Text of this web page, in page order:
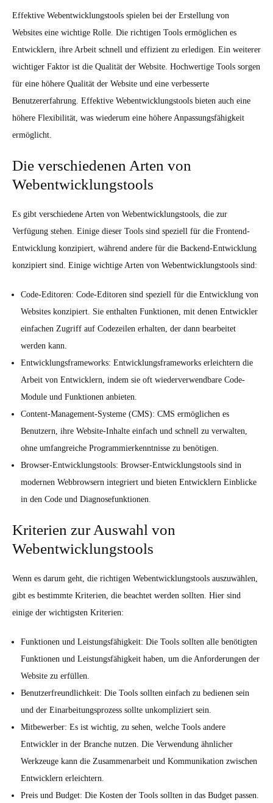
Effektive Webentwicklungstools spielen bei der Erstellung von
Websites eine wichtige Rolle. Die richtigen Tools ermöglichen es
Entwicklern, ihre Arbeit schnell und effizient zu erledigen. Ein weiterer
wichtiger Faktor ist die Qualität der Website. Hochwertige Tools sorgen
für eine höhere Qualität der Website und eine verbesserte
Benutzererfahrung. Effektive Webentwicklungstools bieten auch eine
höhere Flexibilität, was wiederum eine höhere Anpassungsfähigkeit
ermöglicht.
Die verschiedenen Arten von
Webentwicklungstools
Es gibt verschiedene Arten von Webentwicklungstools, die zur
Verfügung stehen. Einige dieser Tools sind speziell für die Frontend-
Entwicklung konzipiert, während andere für die Backend-Entwicklung
konzipiert sind. Einige wichtige Arten von Webentwicklungstools sind:
Code-Editoren: Code-Editoren sind speziell für die Entwicklung von
Websites konzipiert. Sie enthalten Funktionen, mit denen Entwickler
einfachen Zugriff auf Codezeilen erhalten, der dann bearbeitet
werden kann.
Entwicklungsframeworks: Entwicklungsframeworks erleichtern die
Arbeit von Entwicklern, indem sie oft wiederverwendbare Code-
Module und Funktionen anbieten.
Content-Management-Systeme (CMS): CMS ermöglichen es
Benutzern, ihre Website-Inhalte einfach und schnell zu verwalten,
ohne umfangreiche Programmierkenntnisse zu benötigen.
Browser-Entwicklungstools: Browser-Entwicklungstools sind in
modernen Webbrowsern integriert und bieten Entwicklern Einblicke
in den Code und Diagnosefunktionen.
Kriterien zur Auswahl von
Webentwicklungstools
Wenn es darum geht, die richtigen Webentwicklungstools auszuwählen,
gibt es bestimmte Kriterien, die beachtet werden sollten. Hier sind
einige der wichtigsten Kriterien:
Funktionen und Leistungsfähigkeit: Die Tools sollten alle benötigten
Funktionen und Leistungsfähigkeit haben, um die Anforderungen der
Website zu erfüllen.
Benutzerfreundlichkeit: Die Tools sollten einfach zu bedienen sein
und der Einarbeitungsprozess sollte unkompliziert sein.
Mitbewerber: Es ist wichtig, zu sehen, welche Tools andere
Entwickler in der Branche nutzen. Die Verwendung ähnlicher
Werkzeuge kann die Zusammenarbeit und Kommunikation zwischen
Entwicklern erleichtern.
Preis und Budget: Die Kosten der Tools sollten in das Budget passen.